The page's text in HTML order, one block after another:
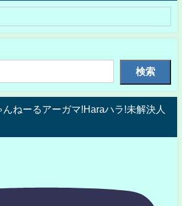
検索
ねーるアーガマ!Haraハラ!未解決人